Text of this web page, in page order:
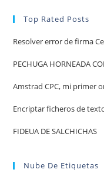
Top Rated Posts
Resolver error de firma
PECHUGA HORNEADA
Amstrad CPC, mi primer
Encriptar ficheros de
FIDEUA DE SALCHICHAS
Nube De Etiquetas